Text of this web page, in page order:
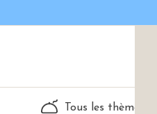
Tous les thèmes